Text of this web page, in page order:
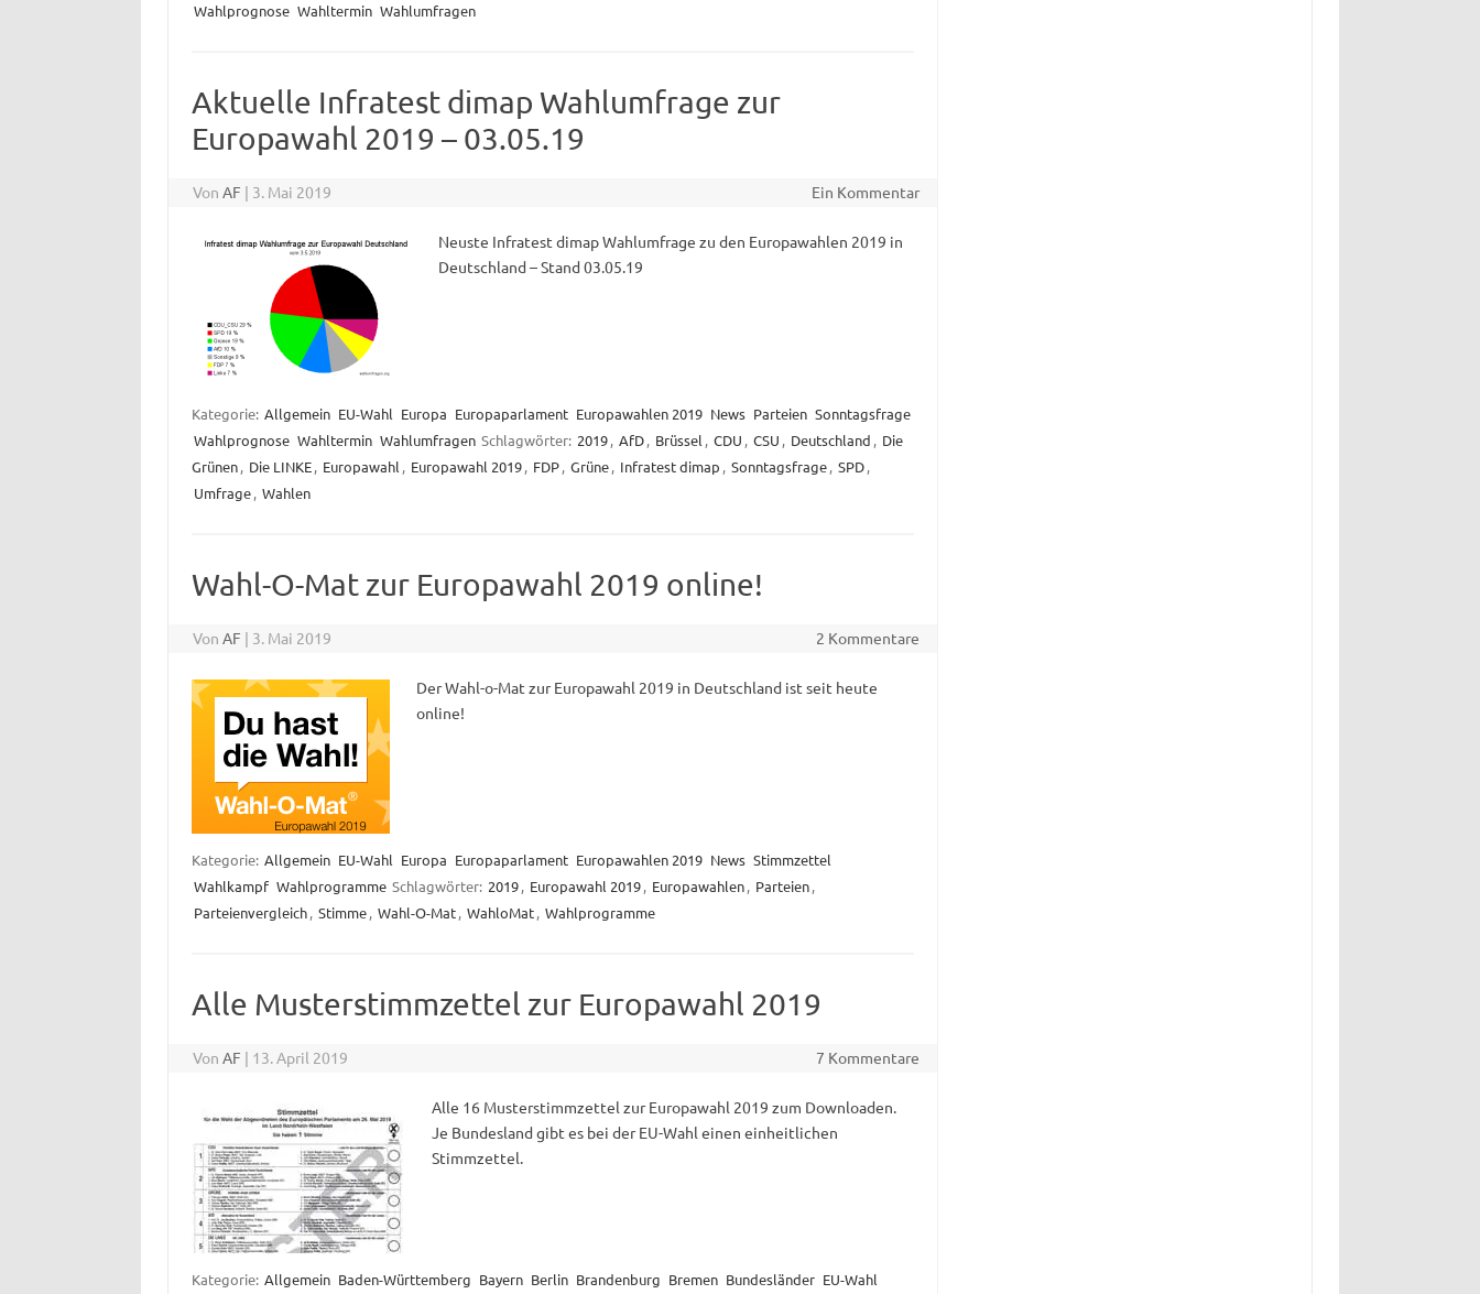
Wahlprognose Wahltermin Wahlumfragen
Aktuelle Infratest dimap Wahlumfrage zur
Europawahl 2019 – 03.05.19
VonAF | 3. Mai 2019 Ein Kommentar
Neuste Infratest dimap Wahlumfrage zu den Europawahlen 2019 in
Deutschland – Stand 03.05.19
Kategorie: Allgemein EU-Wahl Europa Europaparlament Europawahlen 2019 News Parteien Sonntagsfrage
Wahlprognose Wahltermin Wahlumfragen Schlagwörter: 2019, AfD, Brüssel , CDU , CSU , Deutschland , Die
Grünen, Die LINKE, Europawahl , Europawahl 2019, FDP, Grüne, Infratest dimap , Sonntagsfrage, SPD,
Umfrage, Wahlen
Wahl-O-Mat zur Europawahl 2019 online!
VonAF | 3. Mai 2019 2 Kommentare
Der Wahl-o-Mat zur Europawahl 2019 in Deutschland ist seit heute
online!
Kategorie: Allgemein EU-Wahl Europa Europaparlament Europawahlen 2019 News Stimmzettel
Wahlkampf Wahlprogramme Schlagwörter: 2019, Europawahl 2019, Europawahlen, Parteien,
Parteienvergleich, Stimme, Wahl-O-Mat, WahloMat, Wahlprogramme
Alle Musterstimmzettel zur Europawahl 2019
VonAF | 13. April 2019 7 Kommentare
Alle 16 Musterstimmzettel zur Europawahl 2019 zum Downloaden.
Je Bundesland gibt es bei der EU-Wahl einen einheitlichen
Stimmzettel.
Kategorie: Allgemein Baden-Württemberg Bayern Berlin Brandenburg Bremen Bundesländer EU-Wahl